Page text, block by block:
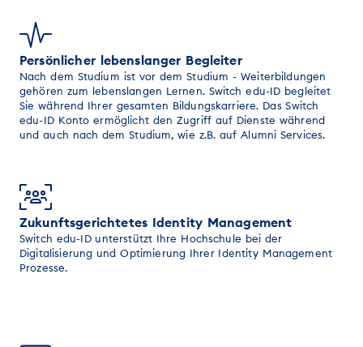
Persönlicher lebenslanger Begleiter
Nach dem Studium ist vor dem Studium - Weiterbildungen
gehören zum lebenslangen Lernen. Switch edu-ID begleitet
Sie während Ihrer gesamten Bildungskarriere. Das Switch
edu-ID Konto ermöglicht den Zugriff auf Dienste während
und auch nach dem Studium, wie z.B. auf Alumni Services.
Zukunftsgerichtetes Identity Management
Switch edu-ID unterstützt Ihre Hochschule bei der
Digitalisierung und Optimierung Ihrer Identity Management
Prozesse.